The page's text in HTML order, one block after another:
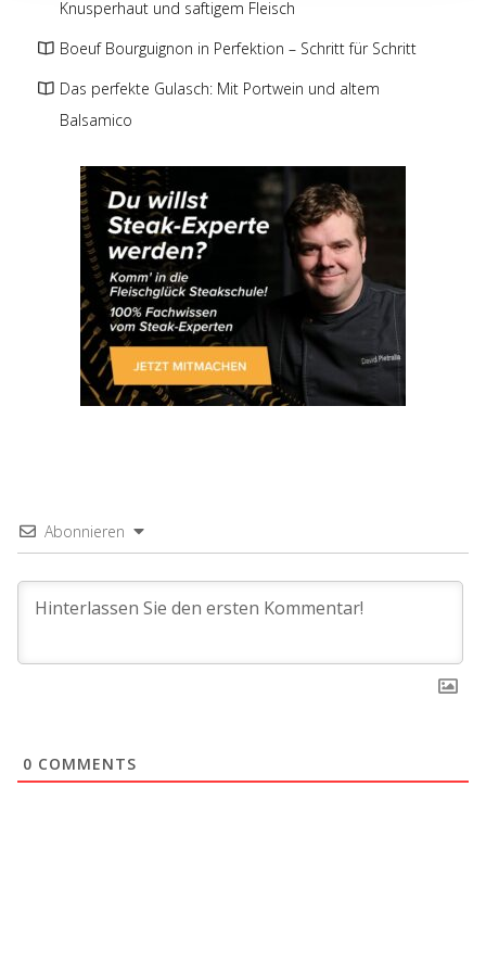
Knusperhaut und saftigem Fleisch
Boeuf Bourguignon in Perfektion – Schritt für Schritt
Das perfekte Gulasch: Mit Portwein und altem
Balsamico
Abonnieren
0 COMMENTS